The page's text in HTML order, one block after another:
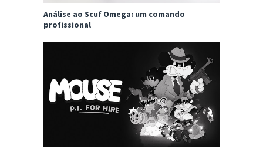
Análise ao Scuf Omega: um comando
profissional